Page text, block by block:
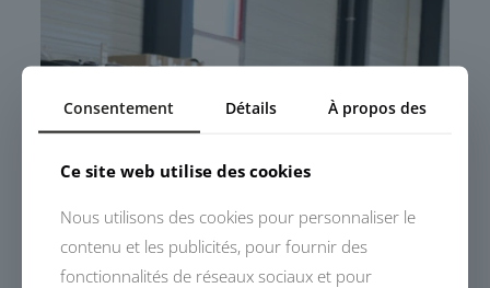
Consentement Détails À propos des
Ce site web utilise des cookies
Nous utilisons des cookies pour personnaliser le
contenu et les publicités, pour fournir des
fonctionnalités de réseaux sociaux et pour